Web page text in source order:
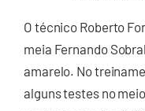
O técnico Roberto
meia Fernando
amarelo. No
alguns testes no